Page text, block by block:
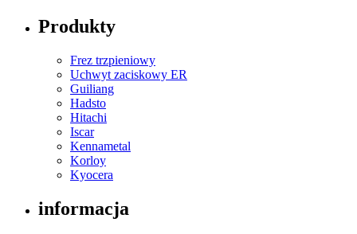
Produkty
Frez trzpieniowy
Uchwyt zaciskowy ER
Guiliang
Hadsto
Hitachi
Iscar
Kennametal
Korloy
Kyocera
informacja